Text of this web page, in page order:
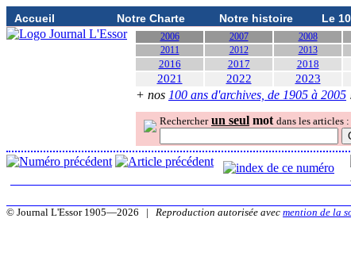
Accueil Notre Charte Notre histoire Le
2006 2007 2008
2011
2012 2013
2016 2017 2018
2021 2022 2023
+ nos 100 ans d'archives, de 1905 à 2005
Rechercher un seul mot dans les articles :
© Journal L'Essor 1905—2026 | Reproduction autorisée avec mention de la